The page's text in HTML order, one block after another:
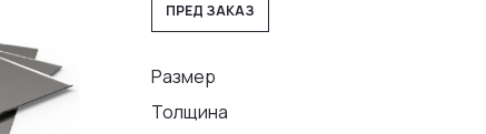
ПРЕД ЗАКАЗ
Размер
Толщина